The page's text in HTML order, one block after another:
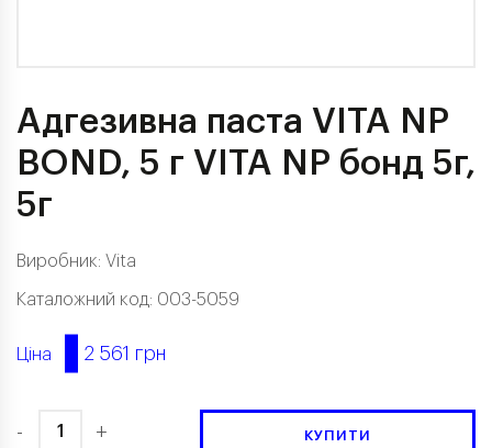
Адгезивна паста VITA NP
BOND, 5 г VITA NP бонд 5г,
5г
Виробник: Vita
Каталожний код: 003-5059
Ціна 2 561 грн
- + КУПИТИ